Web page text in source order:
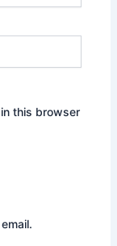
this browser